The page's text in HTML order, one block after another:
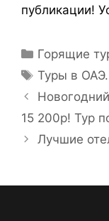
публикации!
Горящие
Туры в
15 200р! Тур
Лучшие